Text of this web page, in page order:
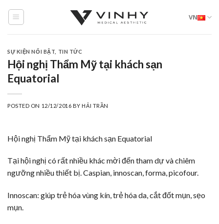
VN
SỰ KIỆN NỔI BẬT TIN TỨC
Hội nghị Thẩm Mỹ tại khách sạn
Equatorial
POSTED ON 12/12/2016 BYHẢI TRẦN
Hội nghị Thẩm Mỹ tại khách sạn Equatorial
Tại hội nghị có rất nhiều khác mời đến tham dự và chiêm
ngưỡng nhiều thiết bị. Caspian, innoscan, forma, picofour.
Innoscan: giúp trẻ hóa vùng kín, trẻ hóa da, cắt đốt mụn, sẹo
mụn.